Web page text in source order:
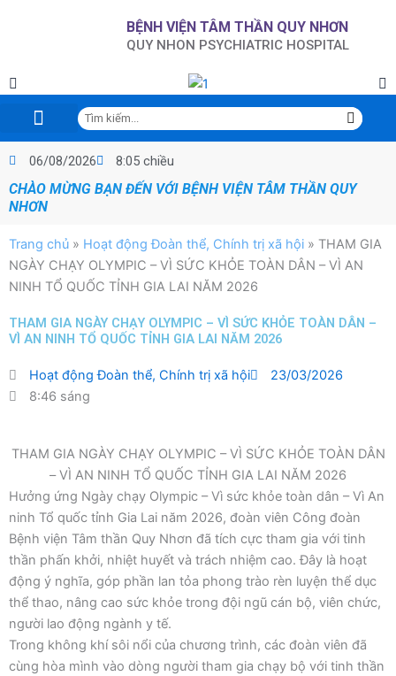
BỆNH VIỆN TÂM THẦN QUY NHƠN
QUY NHON PSYCHIATRIC HOSPITAL
Tìm
06/08/2026
8:05 chiều
CHÀO MỪNG BẠN ĐẾN VỚI BỆNH VIỆN TÂM THẦN QUY
NHƠN
Trang chủ » Hoạt động Đoàn thể, Chính trị xã hội » THAM GIA
NGÀY CHẠY OLYMPIC – VÌ SỨC KHỎE TOÀN DÂN – VÌ AN
NINH TỔ QUỐC TỈNH GIA LAI NĂM 2026
THAM GIA NGÀY CHẠY OLYMPIC – VÌ SỨC KHỎE TOÀN DÂN –
VÌ AN NINH TỔ QUỐC TỈNH GIA LAI NĂM 2026
Hoạt động Đoàn thể, Chính trị xã hội
23/03/2026
8:46 sáng
THAM GIA NGÀY CHẠY OLYMPIC – VÌ SỨC KHỎE TOÀN DÂN
– VÌ AN NINH TỔ QUỐC TỈNH GIA LAI NĂM 2026
Hưởng ứng Ngày chạy Olympic – Vì sức khỏe toàn dân – Vì An
ninh Tổ quốc tỉnh Gia Lai năm 2026, đoàn viên Công đoàn
Bệnh viện Tâm thần Quy Nhơn đã tích cực tham gia với tinh
thần phấn khởi, nhiệt huyết và trách nhiệm cao. Đây là hoạt
động ý nghĩa, góp phần lan tỏa phong trào rèn luyện thể dục
thể thao, nâng cao sức khỏe trong đội ngũ cán bộ, viên chức,
người lao động ngành y tế.
Trong không khí sôi nổi của chương trình, các đoàn viên đã
cùng hòa mình vào dòng người tham gia chạy bộ với tinh thần